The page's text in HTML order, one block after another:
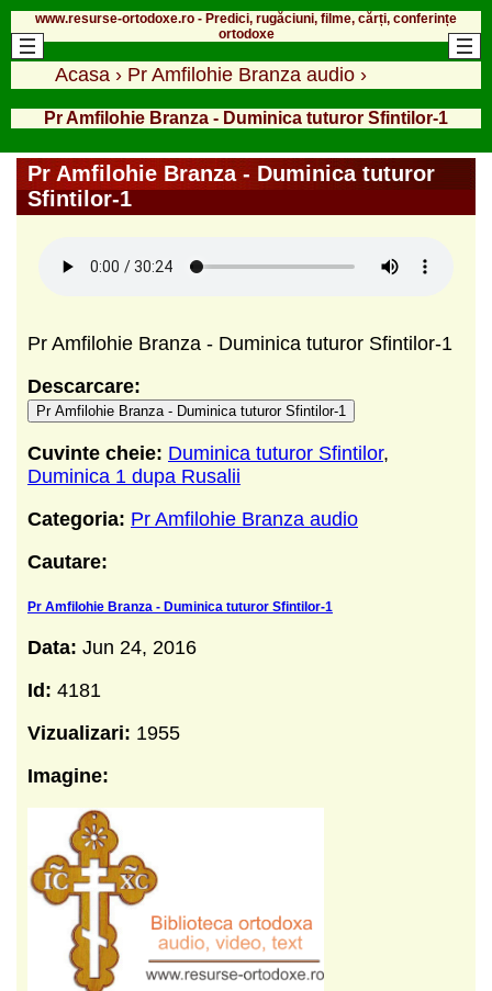
www.resurse-ortodoxe.ro - Predici, rugăciuni, filme, cărți, conferințe
ortodoxe
Acasa › Pr Amfilohie Branza audio ›
Pr Amfilohie Branza - Duminica tuturor Sfintilor-1
Pr Amfilohie Branza - Duminica tuturor
Sfintilor-1
Pr Amfilohie Branza - Duminica tuturor Sfintilor-1
Descarcare:
Pr Amfilohie Branza - Duminica tuturor Sfintilor-1
Cuvinte cheie: Duminica tuturor Sfintilor,
Duminica 1 dupa Rusalii
Categoria: Pr Amfilohie Branza audio
Cautare:
Pr Amfilohie Branza - Duminica tuturor Sfintilor-1
Data: Jun 24, 2016
Id: 4181
Vizualizari: 1955
Imagine: